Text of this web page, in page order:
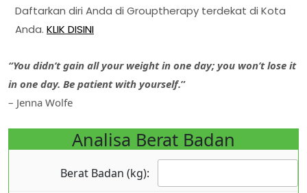
Daftarkan diri Anda di Grouptherapy terdekat di Kota
Anda. KLIK DISINI
“You didn’t gain all your weight in one day; you won’t lose it
in one day. Be patient with yourself.”
– Jenna Wolfe
Analisa Berat Badan
Berat Badan (kg):